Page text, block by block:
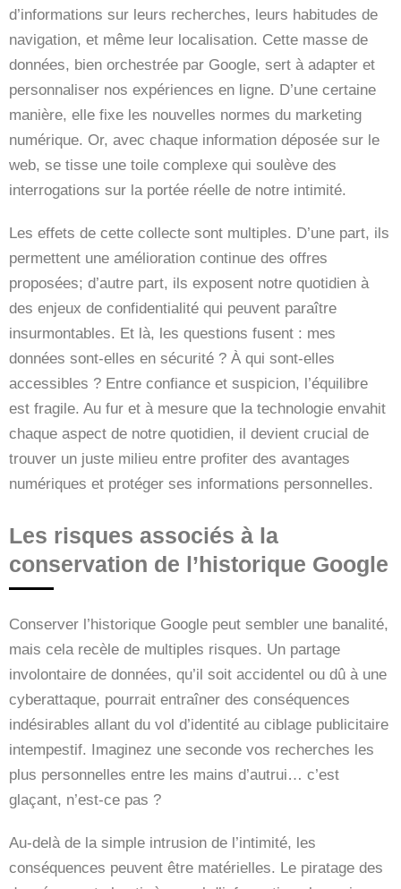
d’informations sur leurs recherches, leurs habitudes de
navigation, et même leur localisation. Cette masse de
données, bien orchestrée par Google, sert à adapter et
personnaliser nos expériences en ligne. D’une certaine
manière, elle fixe les nouvelles normes du marketing
numérique. Or, avec chaque information déposée sur le
web, se tisse une toile complexe qui soulève des
interrogations sur la portée réelle de notre intimité.
Les effets de cette collecte sont multiples. D’une part, ils
permettent une amélioration continue des offres
proposées; d’autre part, ils exposent notre quotidien à
des enjeux de confidentialité qui peuvent paraître
insurmontables. Et là, les questions fusent : mes
données sont-elles en sécurité ? À qui sont-elles
accessibles ? Entre confiance et suspicion, l’équilibre
est fragile. Au fur et à mesure que la technologie envahit
chaque aspect de notre quotidien, il devient crucial de
trouver un juste milieu entre profiter des avantages
numériques et protéger ses informations personnelles.
Les risques associés à la
conservation de l’historique Google
Conserver l’historique Google peut sembler une banalité,
mais cela recèle de multiples risques. Un partage
involontaire de données, qu’il soit accidentel ou dû à une
cyberattaque, pourrait entraîner des conséquences
indésirables allant du vol d’identité au ciblage publicitaire
intempestif. Imaginez une seconde vos recherches les
plus personnelles entre les mains d’autrui… c’est
glaçant, n’est-ce pas ?
Au-delà de la simple intrusion de l’intimité, les
conséquences peuvent être matérielles. Le piratage des